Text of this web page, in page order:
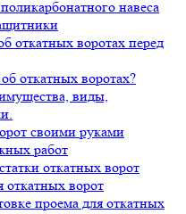
навеса
откатных воротах перед
откатных воротах?
виды,
своими руками
работ
откатных ворот
откатных ворот
проема для откатных